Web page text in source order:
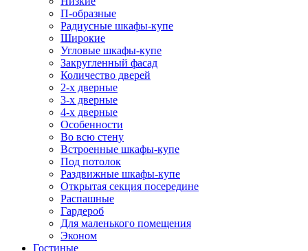
П-образные
Радиусные шкафы-купе
Широкие
Угловые шкафы-купе
Закругленный фасад
Количество дверей
2-х дверные
3-х дверные
4-х дверные
Особенности
Во всю стену
Встроенные шкафы-купе
Под потолок
Раздвижные шкафы-купе
Открытая секция посередине
Распашные
Гардероб
Для маленького помещения
Эконом
Гостиные